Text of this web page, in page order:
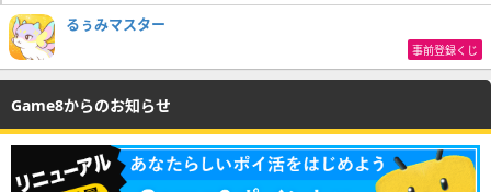
るぅみマスター
事前登録くじ
Game8からのお知らせ